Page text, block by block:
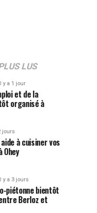
LUS
Il y a 1 jour
et de la
organisé à
jours
à cuisiner vos
Il y a 3 jours
piétonne bientôt
Berloz et